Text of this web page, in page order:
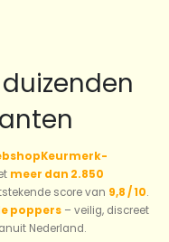
meer dan 2.850
score van 9,8 / 10.
poppers – veilig, discreet
Nederland.